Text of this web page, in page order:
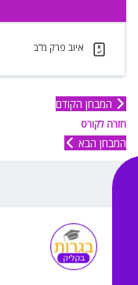
איוב פרק מ”ב
המבחן הקודם
חזרה לקורס
המבחן הבא